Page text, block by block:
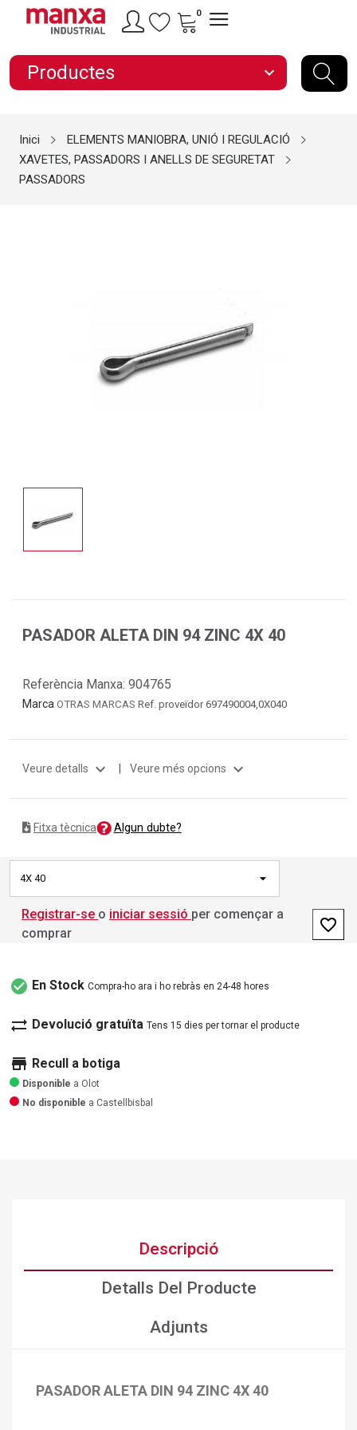
0
Productes expand_more
Inici
ELEMENTS MANIOBRA, UNIÓ I REGULACIÓ
XAVETES, PASSADORS I ANELLS DE SEGURETAT
PASSADORS
PASADOR ALETA DIN 94 ZINC 4X 40
Referència Manxa: 904765
Marca OTRAS MARCAS Ref. proveïdor 697490004,0X040
Veure detalls expand_more | Veure més opcions expand_more
Fitxa tècnica Algun dubte?
4X 40
Registrar-se o iniciar sessió per començar a
comprar
favorite_border
check_circle En Stock Compra-ho ara i ho rebràs en 24-48 hores
sync_alt Devolució gratuïta Tens 15 dies per tornar el producte
store Recull a botiga
Disponible a Olot
No disponible a Castellbisbal
Descripció
Detalls Del Producte
Adjunts
PASADOR ALETA DIN 94 ZINC 4X 40